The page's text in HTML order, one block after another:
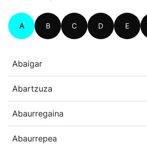
A B C D E
Abaigar
Abartzuza
Abaurregaina
Abaurrepea